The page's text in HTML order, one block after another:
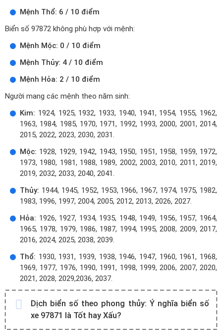
Mệnh Thổ: 6 / 10 điểm
Biển số 97872 không phù hợp với mệnh:
Mệnh Mộc: 0 / 10 điểm
Mệnh Thủy: 4 / 10 điểm
Mệnh Hỏa: 2 / 10 điểm
Người mang các mệnh theo năm sinh:
Kim: 1924, 1925, 1932, 1933, 1940, 1941, 1954, 1955, 1962,
1963, 1984, 1985, 1970, 1971, 1992, 1993, 2000, 2001, 2014,
2015, 2022, 2023, 2030, 2031.
Mộc: 1928, 1929, 1942, 1943, 1950, 1951, 1958, 1959, 1972,
1973, 1980, 1981, 1988, 1989, 2002, 2003, 2010, 2011, 2019,
2019, 2032, 2033, 2040, 2041.
Thủy: 1944, 1945, 1952, 1953, 1966, 1967, 1974, 1975, 1982,
1983, 1996, 1997, 2004, 2005, 2012, 2013, 2026, 2027.
Hỏa: 1926, 1927, 1934, 1935, 1948, 1949, 1956, 1957, 1964,
1965, 1978, 1979, 1986, 1987, 1994, 1995, 2008, 2009, 2017,
2016, 2024, 2025, 2038, 2039.
Thổ: 1930, 1931, 1939, 1938, 1946, 1947, 1960, 1961, 1968,
1969, 1977, 1976, 1990, 1991, 1998, 1999, 2006, 2007, 2020,
2021, 2028, 2029,2036, 2037.
Dịch biển số theo phong thủy: Ý nghĩa biển số
xe 97871 là Tốt hay Xấu?